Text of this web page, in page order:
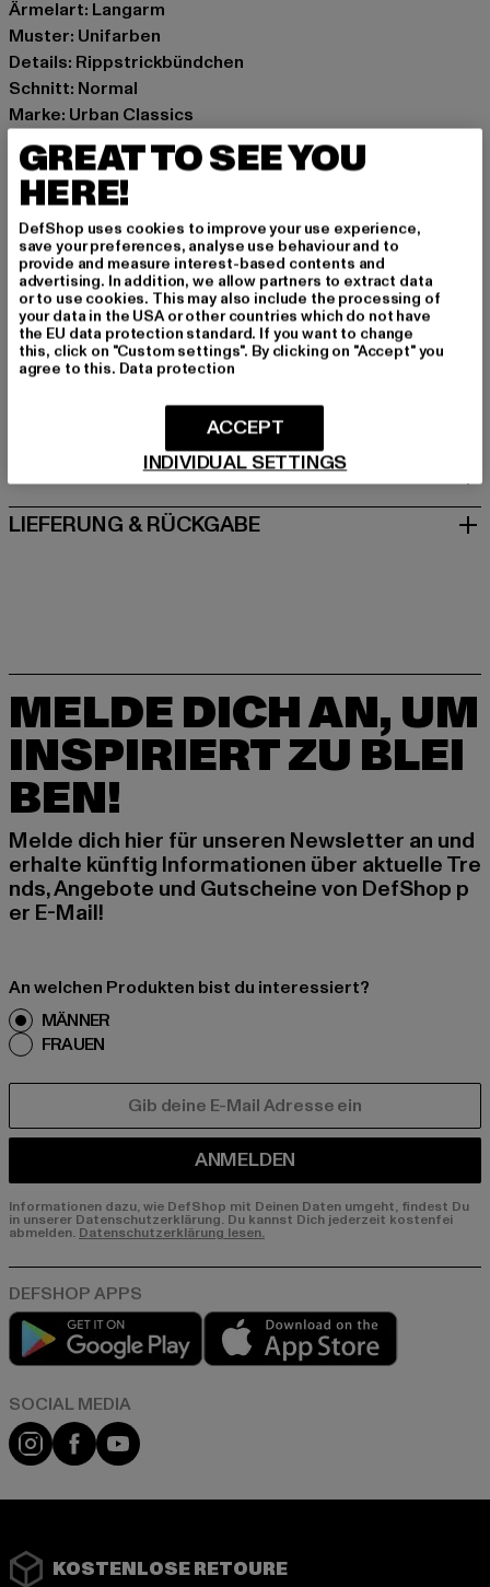
Ärmelart: Langarm
Muster: Unifarben
Details: Rippstrickbündchen
Schnitt: Normal
Marke: Urban Classics
Kat.: Sweat & Fleece - Hoodies
Farbe: olive
Hersteller Farbe: olive
Materialzusammensetzung: 100% Baumwolle
Art.Nr: UCK2984-00176
Hersteller: TB International GmbH |info@tbint.de
Dr.-Robert-Murjahn-Straße 7 | 64372 Ober-Ramstadt |
DE
GRÖSSE & PASSFORM
PFLEGEHINWEISE
LIEFERUNG & RÜCKGABE
MELDE DICH AN, UM
INSPIRIERT ZU BLEI
BEN!
Melde dich hier für unseren Newsletter an und
erhalte künftig Informationen über aktuelle Tre
nds, Angebote und Gutscheine von DefShop p
er E-Mail!
An welchen Produkten bist du interessiert?
MÄNNER
FRAUEN
ANMELDEN
Informationen dazu, wie DefShop mit Deinen Daten umgeht, findest Du
in unserer Datenschutzerklärung. Du kannst Dich jederzeit kostenfei
abmelden. Datenschutzerklärung lesen.
Play market
Instagram
FacebookYouTube
KOSTENLOSE RETOURE
GREAT TO SEE YOU
HERE!
DefShop uses cookies to improve your use experience,
save your preferences, analyse use behaviour and to
provide and measure interest-based contents and
advertising. In addition, we allow partners to extract data
or to use cookies. This may also include the processing of
your data in the USA or other countries which do not have
the EU data protection standard. If you want to change
this, click on "Custom settings". By clicking on "Accept" you
agree to this. Data protection
INDIVIDUAL SETTINGS
ACCEPT